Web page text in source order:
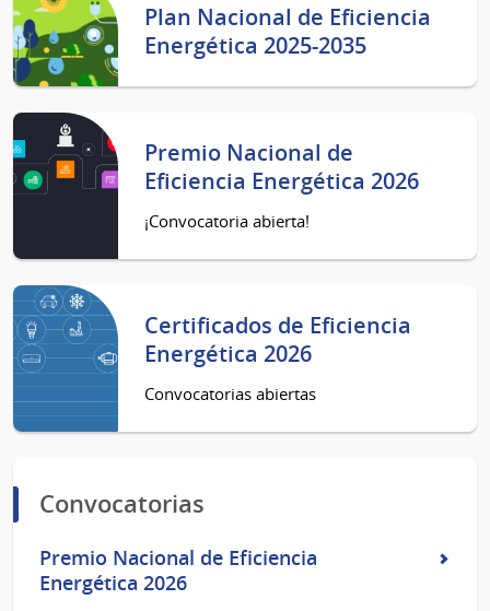
Plan Nacional de Eficiencia
Energética 2025-2035
Premio Nacional de
Eficiencia Energética 2026
¡Convocatoria abierta!
Certificados de Eficiencia
Energética 2026
Convocatorias abiertas
Convocatorias
Premio Nacional de Eficiencia
Energética 2026